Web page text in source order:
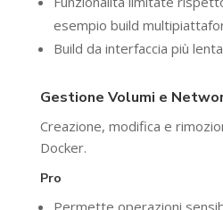
esempio build
Build da interfaccia più
Gestione Volumi e
Creazione, modifica e
Docker.
Pro
Permette operazioni